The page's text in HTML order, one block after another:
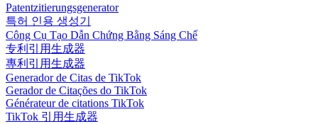
Patentzitierungsgenerator
특허 인용 생성기
Công Cụ Tạo Dẫn Chứng Bằng Sáng Chế
专利引用生成器
專利引用生成器
Generador de Citas de TikTok
Gerador de Citações do TikTok
Générateur de citations TikTok
TikTok 引用生成器